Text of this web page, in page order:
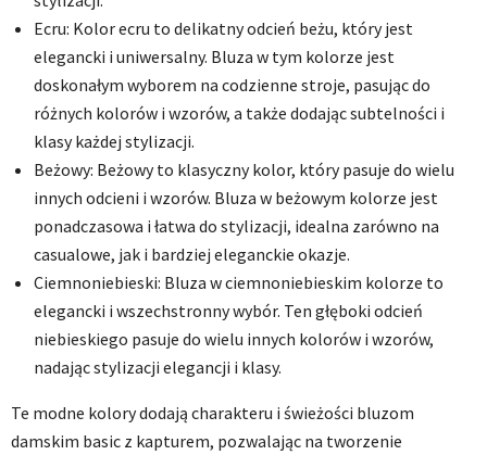
Ecru: Kolor ecru to delikatny odcień beżu, który jest
elegancki i uniwersalny. Bluza w tym kolorze jest
doskonałym wyborem na codzienne stroje, pasując do
różnych kolorów i wzorów, a także dodając subtelności i
klasy każdej stylizacji.
Beżowy: Beżowy to klasyczny kolor, który pasuje do wielu
innych odcieni i wzorów. Bluza w beżowym kolorze jest
ponadczasowa i łatwa do stylizacji, idealna zarówno na
casualowe, jak i bardziej eleganckie okazje.
Ciemnoniebieski: Bluza w ciemnoniebieskim kolorze to
elegancki i wszechstronny wybór. Ten głęboki odcień
niebieskiego pasuje do wielu innych kolorów i wzorów,
nadając stylizacji elegancji i klasy.
Te modne kolory dodają charakteru i świeżości bluzom
damskim basic z kapturem, pozwalając na tworzenie